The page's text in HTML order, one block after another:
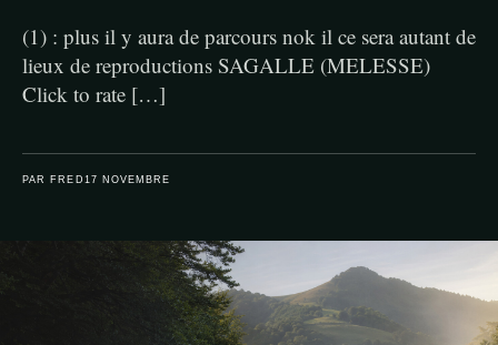
(1) : plus il y aura de parcours nok il ce sera autant de
lieux de reproductions SAGALLE (MELESSE)
Click to rate […]
PAR FRED 17 NOVEMBRE